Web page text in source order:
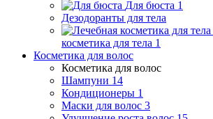
Для бюста 1
Дезодоранты для тела
косметика для тела 1
Косметика для волос
Косметика для волос
Шампуни 14
Кондиционеры 1
Маски для волос 3